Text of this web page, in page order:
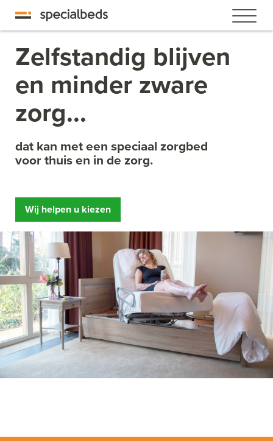
Zelfstandig blijven
en minder zware
zorg...
dat kan met een speciaal zorgbed
voor thuis en in de zorg.
Wij helpen u kiezen